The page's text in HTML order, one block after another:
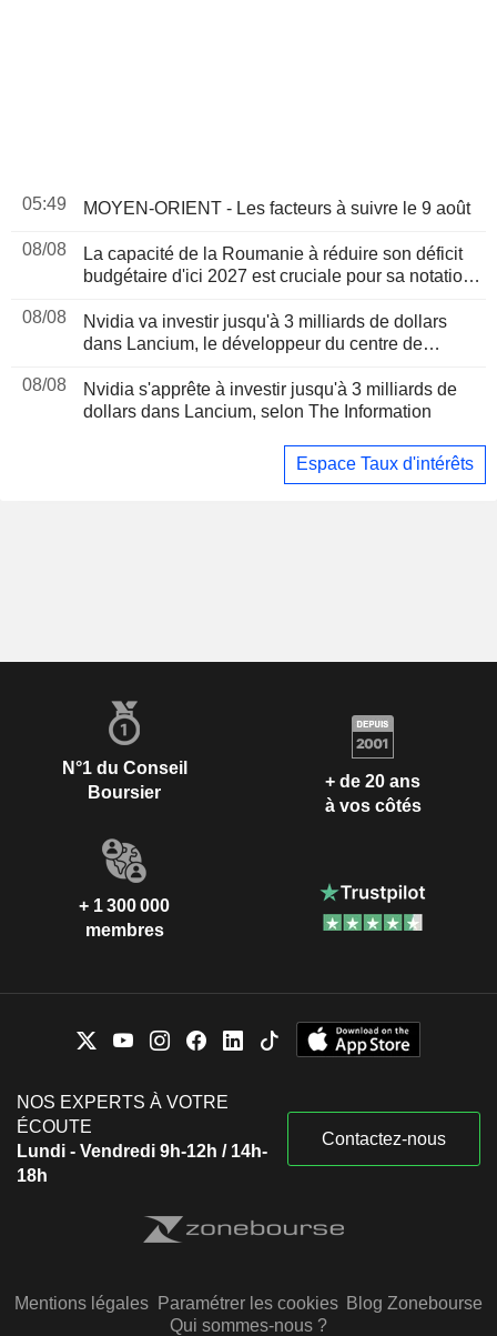
05:49 MOYEN-ORIENT - Les facteurs à suivre le 9 août
08/08
La capacité de la Roumanie à réduire son déficit
budgétaire d'ici 2027 est cruciale pour sa notation,
08/08
Nvidia va investir jusqu'à 3 milliards de dollars
dans Lancium, le développeur du centre de
08/08
Nvidia s'apprête à investir jusqu'à 3 milliards de
dollars dans Lancium, selon The Information
Espace Taux d'intérêts
N°1 du Conseil
Boursier
+ de 20 ans
à vos côtés
+ 1 300 000
membres
NOS EXPERTS À VOTRE
ÉCOUTE
Lundi - Vendredi 9h-12h / 14h-
18h
Contactez-nous
Mentions légales Paramétrer les cookies Blog Zonebourse
Qui sommes-nous ?